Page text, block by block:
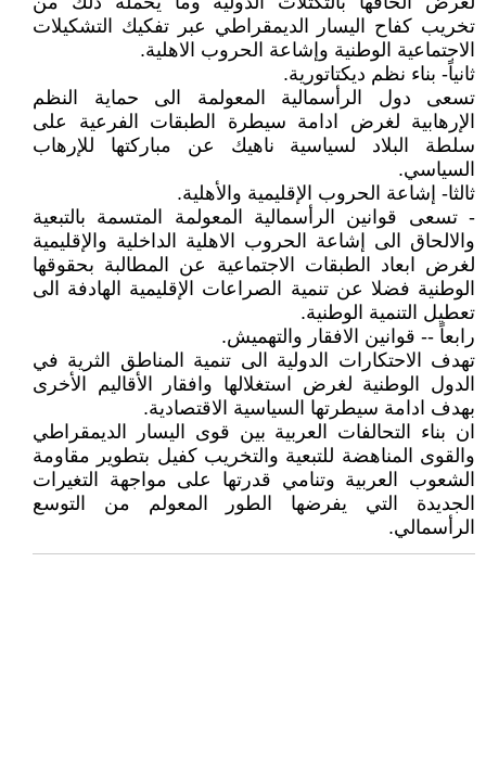
تخريب كفاح اليسار الديمقراطي عبر تفكيك التشكيلات
الاجتماعية الوطنية وإشاعة الحروب الاهلية.
ثانياً- بناء نظم ديكتاتورية.
تسعى دول الرأسمالية المعولمة الى حماية النظم
الإرهابية لغرض ادامة سيطرة الطبقات الفرعية على
سلطة البلاد لسياسية ناهيك عن مباركتها للإرهاب
السياسي.
ثالثا- إشاعة الحروب الإقليمية والأهلية.
- تسعى قوانين الرأسمالية المعولمة المتسمة بالتبعية
والالحاق الى إشاعة الحروب الاهلية الداخلية والإقليمية
لغرض ابعاد الطبقات الاجتماعية عن المطالبة بحقوقها
الوطنية فضلا عن تنمية الصراعات الإقليمية الهادفة الى
تعطيل التنمية الوطنية.
رابعاً -- قوانين الافقار والتهميش.
تهدف الاحتكارات الدولية الى تنمية المناطق الثرية في
الدول الوطنية لغرض استغلالها وافقار الأقاليم الأخرى
بهدف ادامة سيطرتها السياسية الاقتصادية.
ان بناء التحالفات العربية بين قوى اليسار الديمقراطي
والقوى المناهضة للتبعية والتخريب كفيل بتطوير مقاومة
الشعوب العربية وتنامي قدرتها على مواجهة التغيرات
الجديدة التي يفرضها الطور المعولم من التوسع
الرأسمالي.